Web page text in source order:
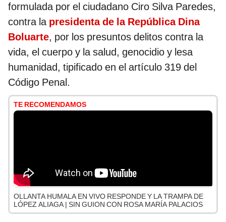
formulada por el ciudadano Ciro Silva Paredes,
contra la presidenta de la República Dina
Boluarte, por los presuntos delitos contra la
vida, el cuerpo y la salud, genocidio y lesa
humanidad, tipificado en el artículo 319 del
Código Penal.
TE RECOMENDAMOS
OLLANTA HUMALA EN VIVO RESPONDE Y LA TRAMPA DE
LÓPEZ ALIAGA | SIN GUION CON ROSA MARÍA PALACIOS